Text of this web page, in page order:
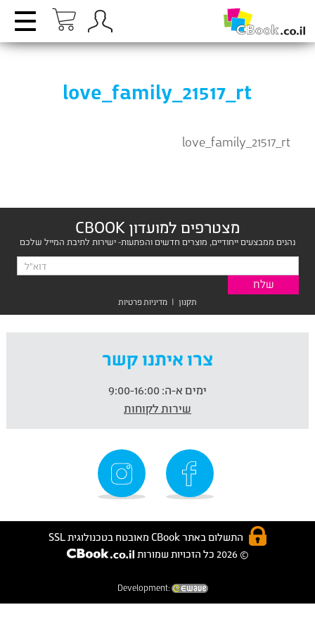
love_family_21517_rt
love_family_21517_rt
מצטרפים למועדון CBOOK
נהנים ממבצעים ייחודיים, מוצרים חדשים והפתעות- ישירות לתיבת המייל שלכם
תקנון | מדיניות פרטיות
צרו איתנו קשר
ימים א-ה:
שירות לקוחות
התשלום באתר CBook מאובטח בטכנולוגית SSL
© 2026 כל הזכויות שמורות
Development: